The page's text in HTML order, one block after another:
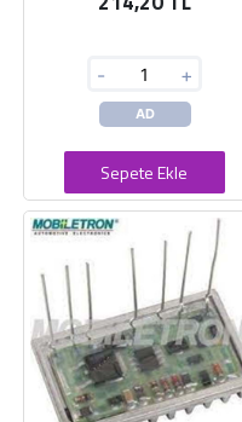
- +
AD
Sepete Ekle